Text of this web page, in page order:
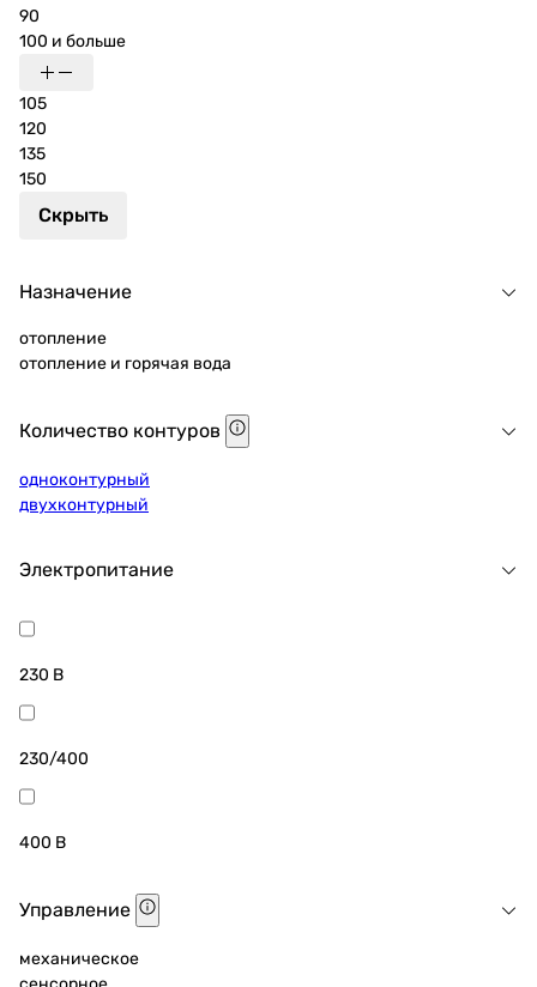
90
100 и больше
105
120
135
150
Скрыть
Назначение
отопление
отопление и горячая вода
Количество контуров
одноконтурный
двухконтурный
Электропитание
230 В
230/400
400 В
Управление
механическое